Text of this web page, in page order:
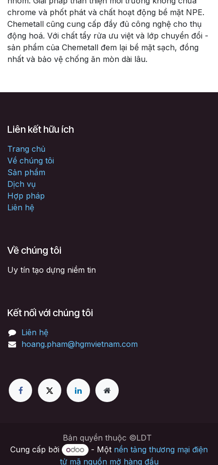
chrome và phốt phát và chất hoạt động bề mặt NPE.
Chemetall cũng cung cấp đầy đủ công nghệ cho thụ
động hoá. Với chất tẩy rửa ưu việt và lớp chuyển đổi -
sản phẩm của Chemetall đem lại bề mặt sạch, đồng
nhất và bảo vệ chống ăn mòn dài lâu.
Liên kết hữu ích
Trang chủ
Về chúng tôi
Sản phẩm
Dịch vụ
Hợp pháp
Liên hệ
Về chúng tôi
Uy tín tạo dựng niềm tin
Kết nối với chúng tôi
Liên hệ
hoang.pham@hgmvietnam.com
Bản quyền thuộc ©LDT
Cung cấp bởi
- Một nền tảng thương mại điện
tử mã nguồn mở hàng đầu